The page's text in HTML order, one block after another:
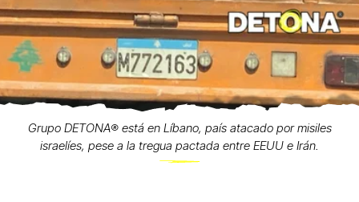
Grupo DETONA®️ está en Líbano, país atacado por misiles
israelíes, pese a la tregua pactada entre EEUU e Irán.